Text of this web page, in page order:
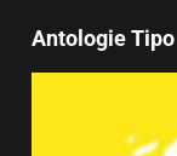
Antologie Tipo